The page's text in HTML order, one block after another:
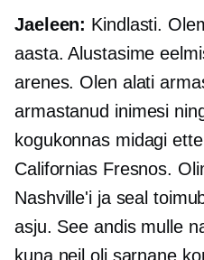
Jaeleen: Kindlasti.
aasta. Alustasime
arenes. Olen alati
armastanud inimesi
kogukonnas midagi
Californias Fresnos.
Nashville'i ja seal
asju. See andis mulle
kuna neil oli sarnane